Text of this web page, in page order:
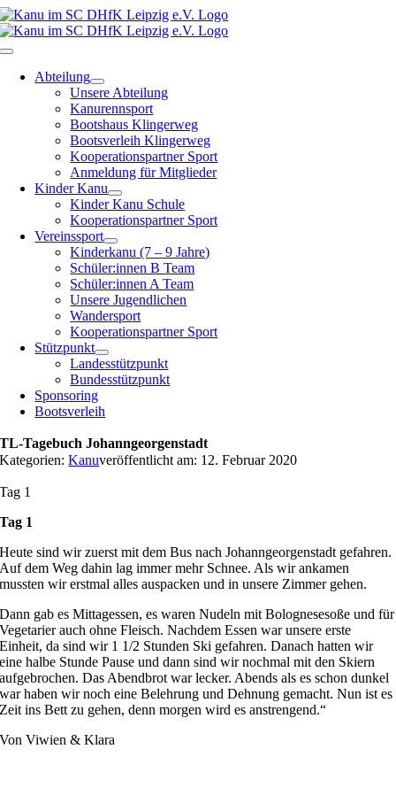
Zum
Inhalt
springen
Toggle
NavigationAbteilung
Unsere Abteilung
Kanurennsport
Bootshaus Klingerweg
Bootsverleih Klingerweg
Kooperationspartner Sport
Anmeldung für Mitglieder
Kinder Kanu
Kinder Kanu Schule
Kooperationspartner Sport
Vereinssport
Kinderkanu (7 – 9 Jahre)
Schüler:innen B Team
Schüler:innen A Team
Unsere Jugendlichen
Wandersport
Kooperationspartner Sport
Stützpunkt
Landesstützpunkt
Bundesstützpunkt
Sponsoring
Bootsverleih
TL-Tagebuch Johanngeorgenstadt
Kategorien:Kanuveröffentlicht am: 12. Februar 2020
Tag 1
Tag 1
Heute sind wir zuerst mit dem Bus nach Johanngeorgenstadt gefahren.
Auf dem Weg dahin lag immer mehr Schnee. Als wir ankamen
mussten wir erstmal alles auspacken und in unsere Zimmer gehen.
Dann gab es Mittagessen, es waren Nudeln mit Bolognesesoße und für
Vegetarier auch ohne Fleisch. Nachdem Essen war unsere erste
Einheit, da sind wir 1 1/2 Stunden Ski gefahren. Danach hatten wir
eine halbe Stunde Pause und dann sind wir nochmal mit den Skiern
aufgebrochen. Das Abendbrot war lecker. Abends als es schon dunkel
war haben wir noch eine Belehrung und Dehnung gemacht. Nun ist es
Zeit ins Bett zu gehen, denn morgen wird es anstrengend.“
Von Viwien & Klara